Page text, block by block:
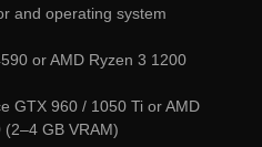
and operating system
or AMD Ryzen 3 1200
GTX 960 / 1050 Ti or AMD
GB VRAM)